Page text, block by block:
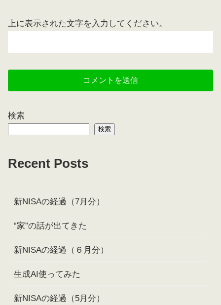
上に表示された文字を入力してください。
検索
検索
Recent Posts
新NISAの経過（7月分）
“家”の話が出てきた
新NISAの経過（６月分）
生成AI使ってみた
新NISAの経過（5月分）